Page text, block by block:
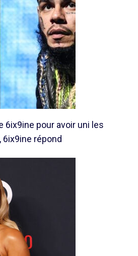
6ix9ine pour avoir uni les
6ix9ine répond